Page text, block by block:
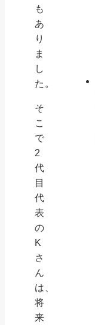
も
あ
り
ま
し
た。
そ
こ
で
2
代
目
代
表
の
K
さ
ん
は、
将
来